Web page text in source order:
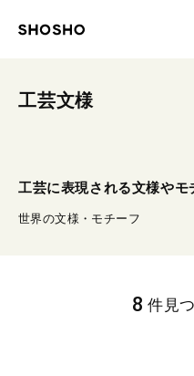
工芸文様
工芸に表現される文様やモ
世界の文様・モチーフ
8 件見